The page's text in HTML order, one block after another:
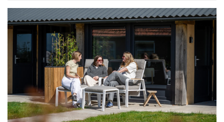
Nieuws, interviews & blogs
Eten
Drinken
Recreatief
Winkels